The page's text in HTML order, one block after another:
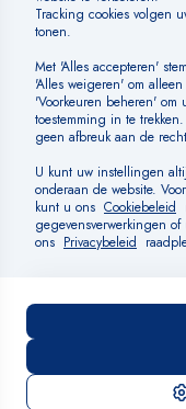
SOCIAL MEDIA
©
Algemene